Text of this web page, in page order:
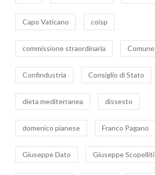
Capo Vaticano coisp
commissione straordinaria Comune
Confindustria Consiglio di Stato
dieta mediterranea dissesto
domenico pianese Franco Pagano
Giuseppe Dato Giuseppe Scopelliti